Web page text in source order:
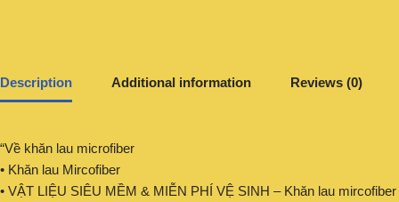
Description Additional information Reviews (0)
“Về khăn lau microfiber
• Khăn lau Mircofiber
• VẬT LIỆU SIÊU MỀM & MIỄN PHÍ VỆ SINH – Khăn lau mircofiber